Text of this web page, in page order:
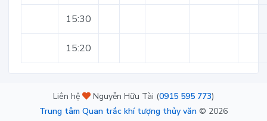
15:30
15:20
Liên hệ Nguyễn Hữu Tài (0915 595 773)
Trung tâm Quan trắc khí tượng thủy văn © 2026